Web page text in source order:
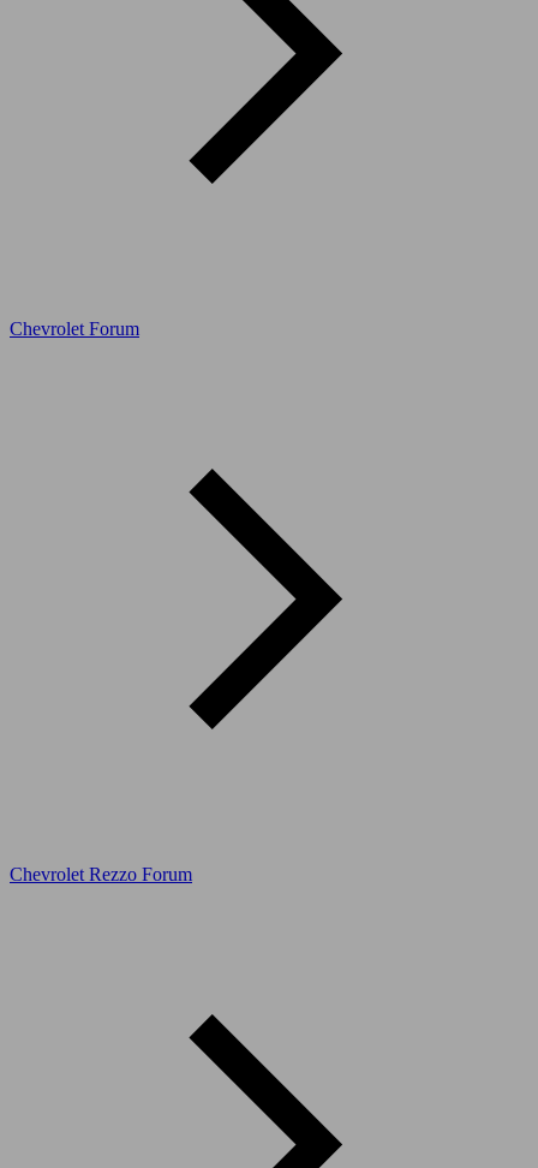
Chevrolet Forum
Chevrolet Rezzo Forum